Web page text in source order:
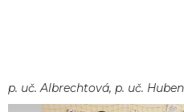
p. uč. Albrechtová, p. uč.